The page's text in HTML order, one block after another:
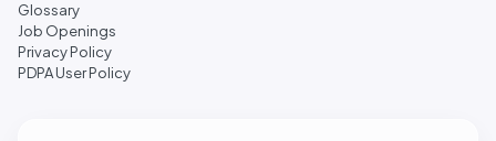
Glossary
Job Openings
Privacy Policy
PDPA User Policy